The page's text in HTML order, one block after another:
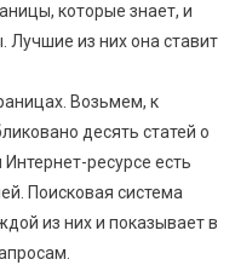
которые знает, и
Лучшие из них она ставит
Возьмем, к
десять статей о
ресурсе есть
Поисковая система
из них и показывает в